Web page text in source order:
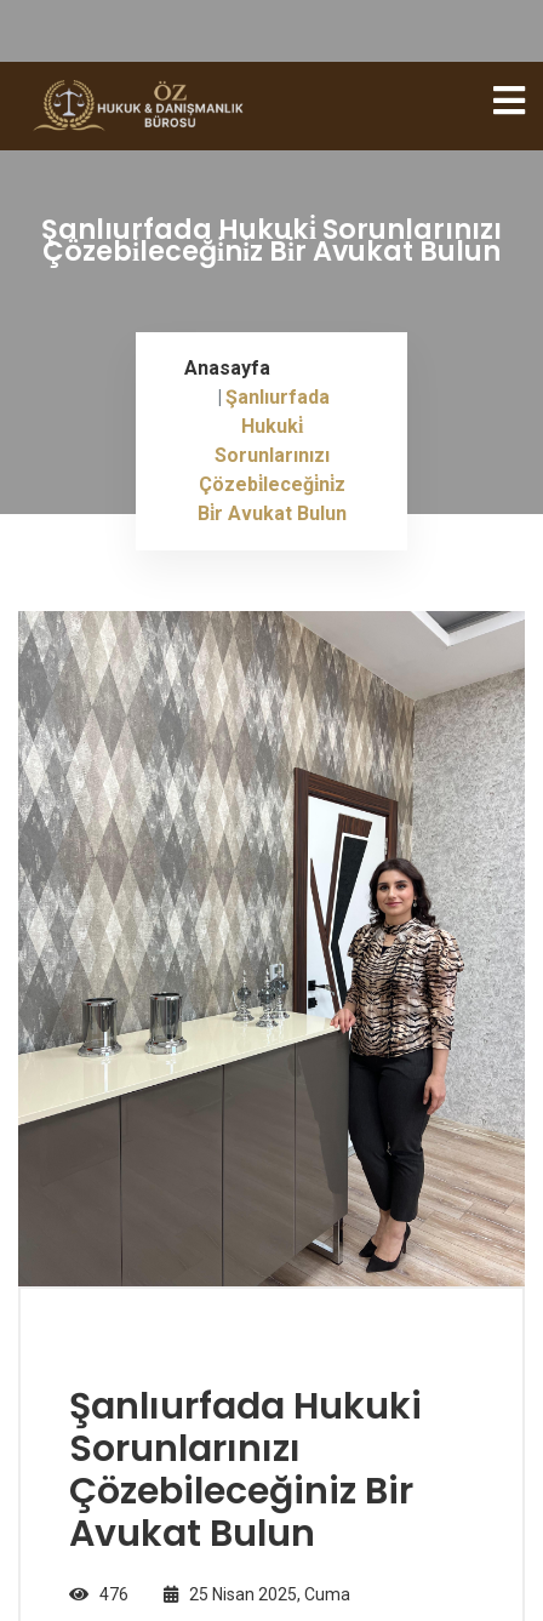
Şanlıurfada Hukuki̇ Sorunlarınızı
Çözebi̇leceği̇ni̇z Bi̇r Avukat Bulun
Anasayfa
Şanlıurfada
Hukuki̇
Sorunlarınızı
Çözebi̇leceği̇ni̇z
Bi̇r Avukat Bulun
Şanlıurfada Hukuki
Sorunlarınızı
Çözebileceğiniz Bir
Avukat Bulun
476 25 Nisan 2025, Cuma